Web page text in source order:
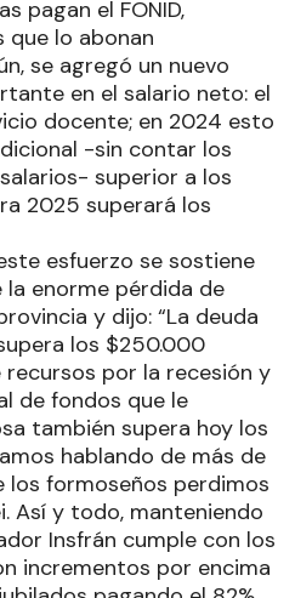
pagan el FONID,
que lo abonan
se agregó un nuevo
en el salario neto: el
docente; en 2024 esto
-sin contar los
superior a los
2025 superará los
esfuerzo se sostiene
la enorme pérdida de
y dijo: “La deuda
los $250.000
recursos por la recesión y
de fondos que le
también supera hoy los
hablando de más de
formoseños perdimos
Así y todo, manteniendo
Insfrán cumple con los
incrementos por encima